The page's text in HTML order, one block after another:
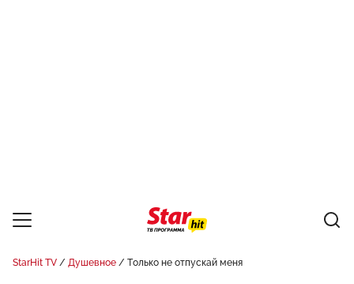
StarHit TV Душевное Только не отпускай меня